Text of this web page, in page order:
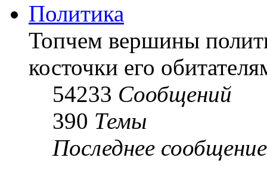
Политика
Топчем вершины
косточки его
54233 Сообщений
390 Темы
Последнее сообщение